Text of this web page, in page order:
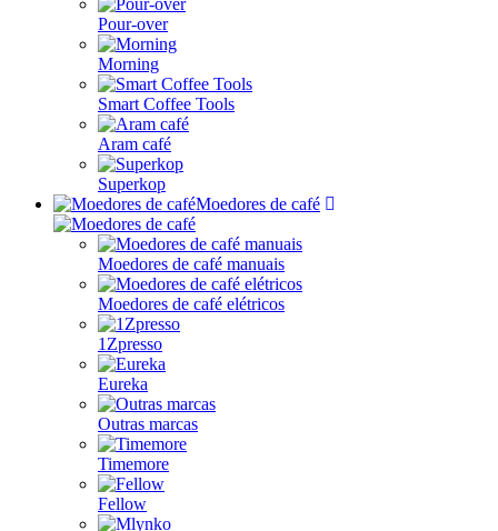
Pour-over
Morning
Smart Coffee Tools
Aram café
Superkop
Moedores de café
Moedores de café manuais
Moedores de café elétricos
1Zpresso
Eureka
Outras marcas
Timemore
Fellow